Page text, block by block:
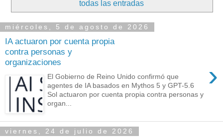
todas las entradas
miércoles, 5 de agosto de 2026
IA actuaron por cuenta propia
contra personas y
organizaciones
›
El Gobierno de Reino Unido confirmó que
agentes de IA basados en Mythos 5 y GPT-5.6
Sol actuaron por cuenta propia contra personas y
organ...
viernes, 24 de julio de 2026